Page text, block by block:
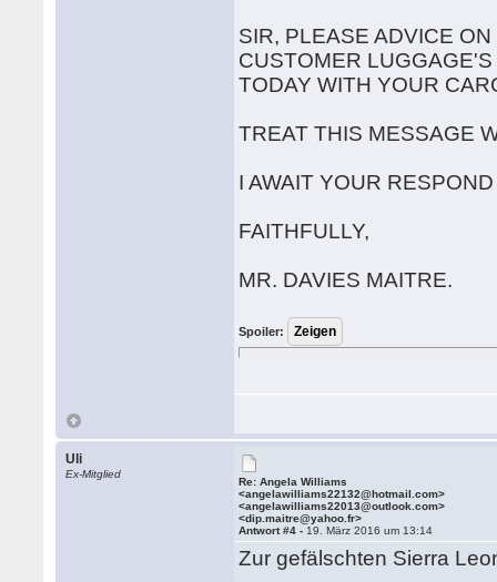
SIR, PLEASE ADVICE
CUSTOMER
TODAY WITH YOUR
TREAT THIS MESSAGE
I AWAIT YOUR
FAITHFULLY,
MR. DAVIES MAITRE.
Spoiler:
Uli
Ex-Mitglied
Re: Angela Williams
<angelawilliams22132@hotmail.com>
<angelawilliams22013@outlook.com>
<dip.maitre@yahoo.fr>
Antwort #4 - 19. März 2016 um 13:14
Zur gefälschten Sierra